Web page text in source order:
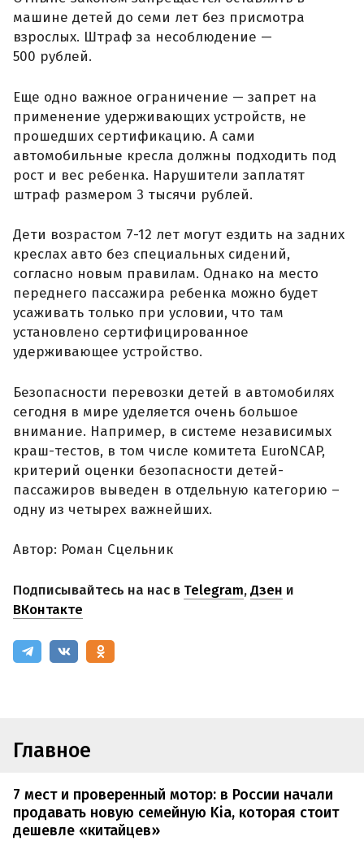
машине детей до семи лет без присмотра
взрослых. Штраф за несоблюдение —
500 рублей.
Еще одно важное ограничение — запрет на
применение удерживающих устройств, не
прошедших сертификацию. А сами
автомобильные кресла должны подходить под
рост и вес ребенка. Нарушители заплатят
штраф размером 3 тысячи рублей.
Дети возрастом 7-12 лет могут ездить на задних
креслах авто без специальных сидений,
согласно новым правилам. Однако на место
переднего пассажира ребенка можно будет
усаживать только при условии, что там
установлено сертифицированное
удерживающее устройство.
Безопасности перевозки детей в автомобилях
сегодня в мире уделяется очень большое
внимание. Например, в системе независимых
краш-тестов, в том числе комитета EuroNCAP,
критерий оценки безопасности детей-
пассажиров выведен в отдельную категорию –
одну из четырех важнейших.
Автор: Роман Сцельник
Подписывайтесь на нас в Telegram,Дзен и
ВКонтакте
Главное
7 мест и проверенный мотор: в России начали
продавать новую семейную Kia, которая стоит
дешевле «китайцев»